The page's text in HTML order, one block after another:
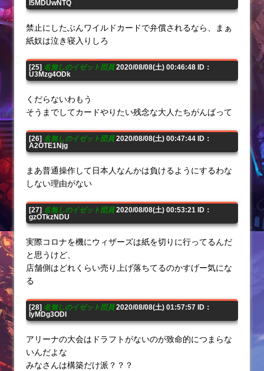
I5MDUwNTQ
禁止にしたぶんワイルドカードで弁償されるなら、まぁ
紙奴は泣き寝入りしろ
[25] 名無しのイゼット団員2020/08/08(土) 00:46:48 ID：
U3Mzg4ODk
くだらないわもう
そうまでしてカードやりたい残念な大人たちがんばって
[26] 名無しのイゼット団員2020/08/08(土) 00:47:44 ID：
A2OTE1Njg
まあ普通操作して日本人なんかは負けるようにするわな
しない理由がない
[27] 名無しのイゼット団員2020/08/08(土) 00:53:21 ID：
gzOTkzNDU
実際コロナを機にウィザーズは紙を切りに行ってるんだ
と思うけど、
店舗側はどれくらい売り上げ落ちてるのかすげー気にな
る
[28] 名無しのイゼット団員2020/08/08(土) 01:57:57 ID：
IyMDg3ODI
アリーナの大会はドラフトがないのが致命的につまらな
いんだよな
みなさんは構築だけ派？？？